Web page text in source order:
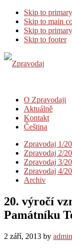
Skip to
Skip to main
Skip to
Skip to footer
O Zpravodaji
Aktuálně
Kontakt
Čeština
Zpravodaj 1/
Zpravodaj 2/
Zpravodaj 3/
Zpravodaj 4/
Archiv
20. výročí
Památníku
2 září, 2013 by admin